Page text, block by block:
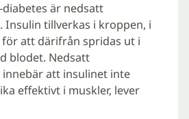
är nedsatt
Insulin tillverkas i kroppen, i
att därifrån spridas ut i
blodet. Nedsatt
att insulinet inte
effektivt i muskler, lever